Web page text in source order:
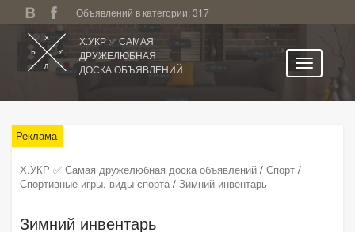
Объявлений в категории: 317
Х.УКР ✅ САМАЯ
ДРУЖЕЛЮБНАЯ
ДОСКА ОБЪЯВЛЕНИЙ
Все регионы
Избранное
Реклама
Х.УКР ✅ Самая дружелюбная доска объявлений / Спорт /
Спортивные игры, виды спорта / Зимний инвентарь
Зимний инвентарь